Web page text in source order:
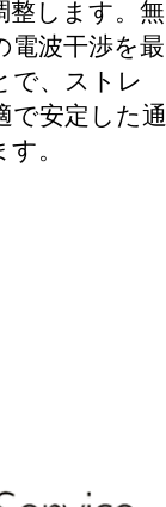
整します。無
電波干渉を最
で、ストレ
で安定した通
。